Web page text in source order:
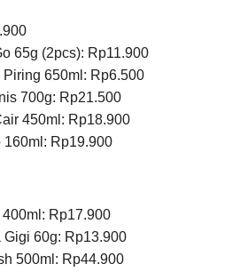
65g (2pcs): Rp11.900
650ml: Rp6.500
700g: Rp21.500
450ml: Rp18.900
Rp19.900
Rp17.900
60g: Rp13.900
500ml: Rp44.900